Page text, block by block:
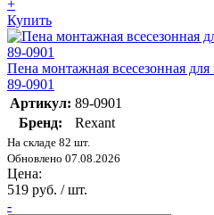
+
Купить
Пена монтажная всесезонная
89-0901
Артикул: 89-0901
Бренд:
Rexant
На складе 82 шт.
Обновлено 07.08.2026
Цена:
519 руб. / шт.
-